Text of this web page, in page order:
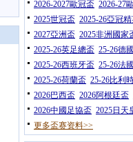
2026-2027歐冠盃 2026-27
2025世冠盃 2025-26亞冠
2027亞洲盃 2025非洲國家
2025-26英足總盃 25-26德
2025-26西班牙盃 25-26法
2025-26荷蘭盃 25-26比利
2026巴西盃 2026阿根廷盃
2026中國足協盃 2025日天
更多盃赛资料>>